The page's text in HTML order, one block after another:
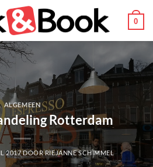
0
ALGEMEEN
Rotterdam
2017DOORRIEJANNE SCHIMMEL